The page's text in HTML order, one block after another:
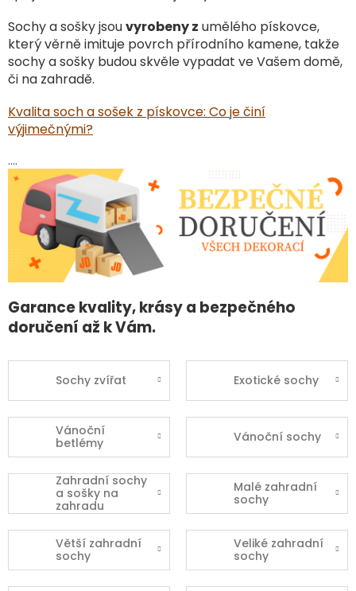
Sochy a sošky jsouvyrobeny z umělého pískovce,
který věrně imituje povrch přírodního kamene, takže
sochy a sošky budou skvěle vypadat ve Vašem domě,
či na zahradě.
Kvalita soch a sošek z pískovce: Co je činí
výjimečnými?
....
Garance kvality, krásy a bezpečného
doručení až k Vám.
Sochy zvířat Exotické sochy
Vánoční
betlémy
Vánoční sochy
Zahradní sochy
a sošky na
zahradu
Malé zahradní
sochy
Větší zahradní
sochy
Veliké zahradní
sochy